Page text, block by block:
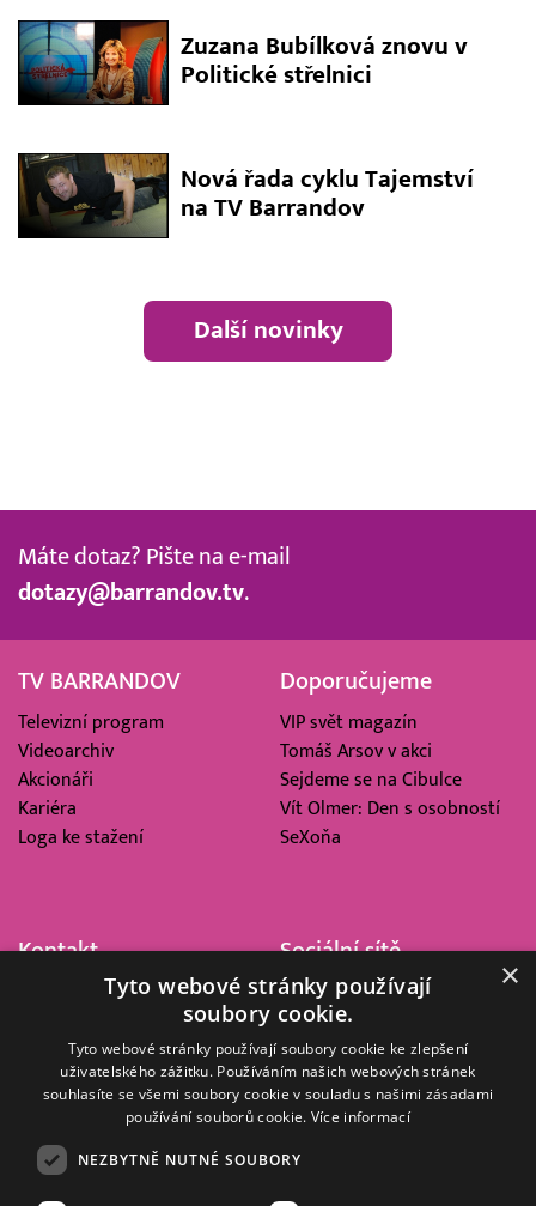
Zuzana Bubílková znovu v
Politické střelnici
Nová řada cyklu Tajemství
na TV Barrandov
Další novinky
Máte dotaz? Pište na e-mail
dotazy@barrandov.tv.
TV BARRANDOV
Televizní program
Videoarchiv
Akcionáři
Kariéra
Loga ke stažení
Doporučujeme
VIP svět magazín
Tomáš Arsov v akci
Sejdeme se na Cibulce
Vít Olmer: Den s osobností
SeXoňa
Kontakt
Barrandov Televizní Studio,
Kříženeckého nám. 322
152 00 Praha 5
IČ 416 93 311
Sociální sítě
×
Tyto webové stránky používají
soubory cookie.
Tyto webové stránky používají soubory cookie ke zlepšení
uživatelského zážitku. Používáním našich webových stránek
souhlasíte se všemi soubory cookie v souladu s našimi zásadami
používání souborů cookie. Více informací
NEZBYTNĚ NUTNÉ SOUBORY